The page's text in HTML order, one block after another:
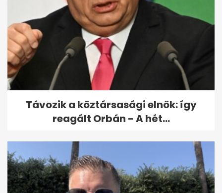
Videón, ahogy lángolt a
fenyves a Bükkben
Távozik a köztársasági elnök: így
reagált Orbán - A hét...